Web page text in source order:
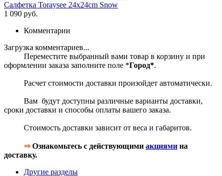
Салфетка Toraysee 24x24cm Snow
1 090 руб.
Комментарии
Загрузка комментариев...
Переместите выбранный вами товар в корзину и при
оформлении заказа заполните поле *Город*.
Расчет стоимости доставки произойдет автоматически.
Вам будут доступны различные варианты доставки,
сроки доставки и способы оплаты вашего заказа.
Стоимость доставки зависит от веса и габаритов.
⇒Ознакомьтесь с действующими акциями на
доставку.
Другие разделы